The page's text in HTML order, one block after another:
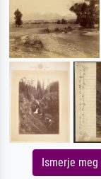
Ismerje